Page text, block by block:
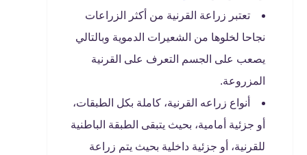
تعتبر زراعة القرنية من أكثر الزراعات
نجاحا لخلوها من الشعيرات الدموية وبالتالي
يصعب على الجسم التعرف على القرنية
المزروعة.
أنواع زراعه القرنية، كاملة بكل الطبقات،
أو جزئية أمامية، بحيث يتبقى الطبقة الباطنية
للقرنية، أو جزئية داخلية بحيث يتم زراعة